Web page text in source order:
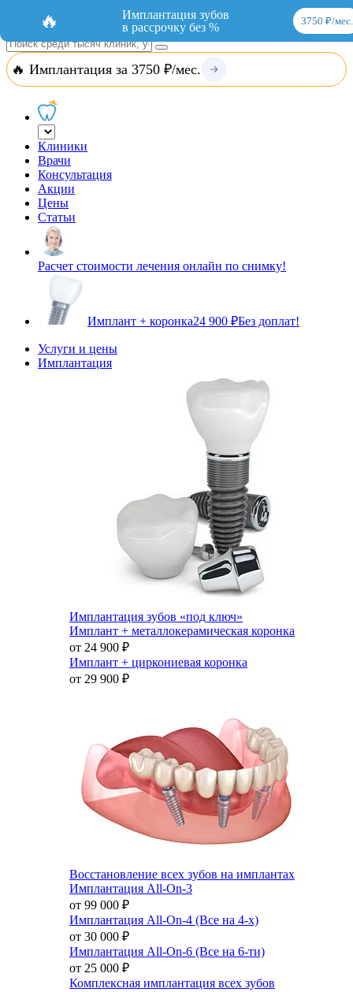
Добавить организациюВход
🔥 Имплантация за 3750 ₽/мес.
Клиники
Врачи
Консультация
Акции
Цены
Статьи
Расчет стоимости лечения онлайн по снимку!
Имплант + коронка24 900 ₽Без доплат!
Услуги и цены
Имплантация
Имплантация зубов «под ключ»
Имплант + металлокерамическая коронка
от 24 900 ₽
Имплант + циркониевая коронка
от 29 900 ₽
Восстановление всех зубов на имплантах
Имплантация All-On-3
от 99 000 ₽
Имплантация All-On-4 (Все на 4-х)
от 30 000 ₽
Имплантация All-On-6 (Все на 6-ти)
от 25 000 ₽
Комплексная имплантация всех зубов
🔥
Имплантация зубов
в рассрочку без %
3750 ₽/мес.